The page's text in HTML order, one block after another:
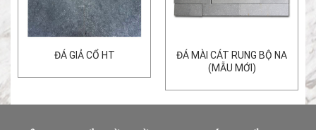
ĐÁ GIẢ CỔ HT
ĐÁ MÀI CÁT RUNG BỘ NA
(MẪU MỚI)